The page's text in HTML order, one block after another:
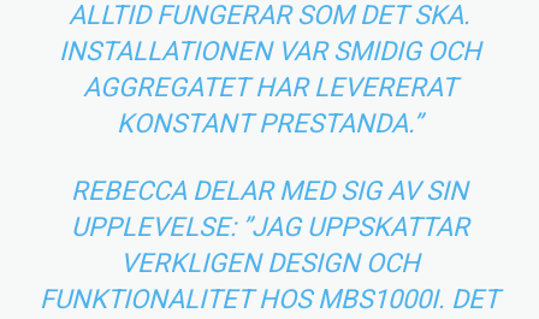
ALLTID FUNGERAR SOM DET SKA.
INSTALLATIONEN VAR SMIDIG OCH
AGGREGATET HAR LEVERERAT
KONSTANT PRESTANDA.”
REBECCA DELAR MED SIG AV SIN
UPPLEVELSE: ”JAG UPPSKATTAR
VERKLIGEN DESIGN OCH
FUNKTIONALITET HOS MBS1000I. DET